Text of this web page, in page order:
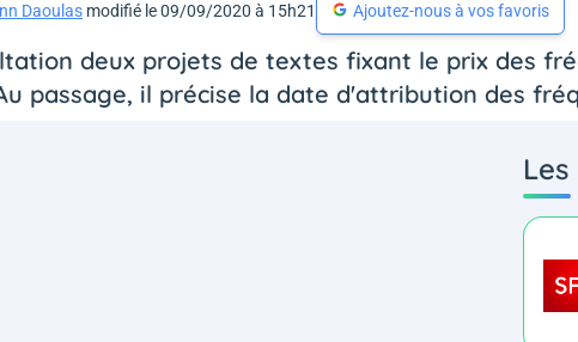
Daoulas modifié le 09/09/2020 à 15h21 Ajoutez-nous à vos favoris
deux projets de textes fixant le prix des
passage, il précise la date d'attribution des